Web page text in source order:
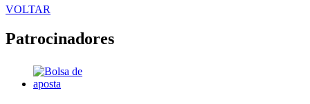
VOLTAR
Patrocinadores